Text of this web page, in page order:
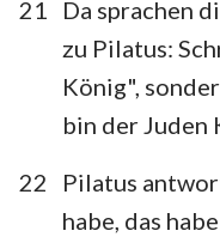
21
Da sprachen
zu Pilatus:
König",
bin der Juden
22
Pilatus
habe, das